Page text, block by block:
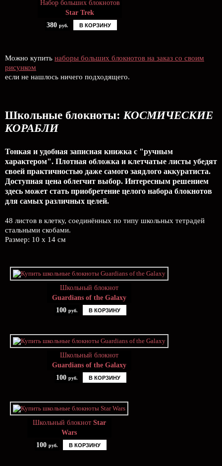
Набор больших блокнотов
Star Trek
380 руб. В КОРЗИНУ
Можно купить наборы больших блокнотов на заказ со своим
рисунком
если не нашлось ничего подходящего.
Школьные блокноты: КОСМИЧЕСКИЕ
КОРАБЛИ
Тонкая и удобная записная книжка с "ручным
характером". Плотная обложка и клетчатые листы убедят
своей практичностью даже самого заядлого аккуратиста.
Доступная цена облегчит выбор. Интересным решением
здесь может стать приобретение целого набора блокнотов
для самых различных целей.
48 листов в клетку, соединённых по типу школьных тетрадей
стальными скобами.
Размер: 10 x 14 см
Школьный блокнот
Guardians of the Galaxy
100 руб. В КОРЗИНУ
Школьный блокнот
Guardians of the Galaxy
100 руб. В КОРЗИНУ
Школьный блокнот Star
Wars
100 руб. В КОРЗИНУ